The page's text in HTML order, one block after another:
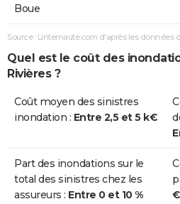
Boue
Source : Linternaute.com d'après les données
Quel est le coût des
Rivières ?
Coût moyen des sinistres
inondation : Entre 2,5 et 5 k€
Part des inondations sur le
total des sinistres chez les
assureurs : Entre 0 et 10 %